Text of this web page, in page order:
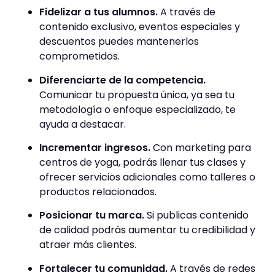
Fidelizar a tus alumnos.A través de
contenido exclusivo, eventos especiales y
descuentos puedes mantenerlos
comprometidos.
Diferenciarte de la competencia.
Comunicar tu propuesta única, ya sea tu
metodología o enfoque especializado, te
ayuda a destacar.
Incrementar ingresos.Con marketing para
centros de yoga, podrás llenar tus clases y
ofrecer servicios adicionales como talleres o
productos relacionados.
Posicionar tu marca.Si publicas contenido
de calidad podrás aumentar tu credibilidad y
atraer más clientes.
Fortalecer tu comunidad.A través de redes